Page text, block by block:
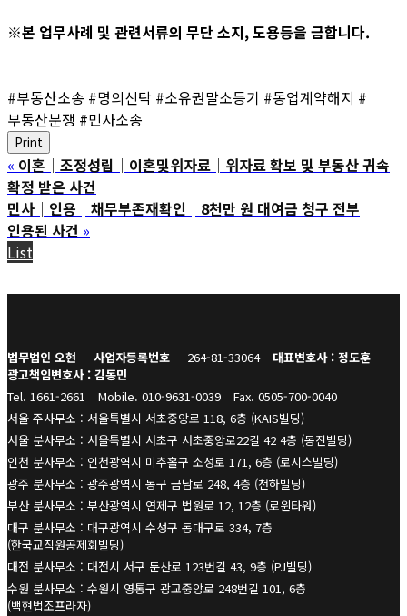
※본 업무사례 및 관련서류의 무단 소지, 도용등을 금합니다.
#부동산소송 #명의신탁 #소유권말소등기 #동업계약해지 #
부동산분쟁 #민사소송
Print
« 이혼│조정성립│이혼및위자료│위자료 확보 및 부동산 귀속
확정 받은 사건
민사│인용│채무부존재확인│8천만 원 대여금 청구 전부
인용된 사건 »
List
법무법인 오현 사업자등록번호 264-81-33064
대표변호사 : 정도훈
광고책임변호사 : 김동민
Tel. 1661-2661
Mobile. 010-9631-0039
Fax. 0505-700-0040
서울 주사무소 : 서울특별시 서초중앙로 118, 6층 (KAIS빌딩)
서울 분사무소 : 서울특별시 서초구 서초중앙로22길 42 4층 (동진빌딩)
인천 분사무소 : 인천광역시 미추홀구 소성로 171, 6층 (로시스빌딩)
광주 분사무소 : 광주광역시 동구 금남로 248, 4층 (천하빌딩)
부산 분사무소 : 부산광역시 연제구 법원로 12, 12층 (로윈타워)
대구 분사무소 : 대구광역시 수성구 동대구로 334, 7층
(한국교직원공제회빌딩)
대전 분사무소 : 대전시 서구 둔산로 123번길 43, 9층 (PJ빌딩)
수원 분사무소 : 수원시 영통구 광교중앙로 248번길 101, 6층
(백현법조프라자)